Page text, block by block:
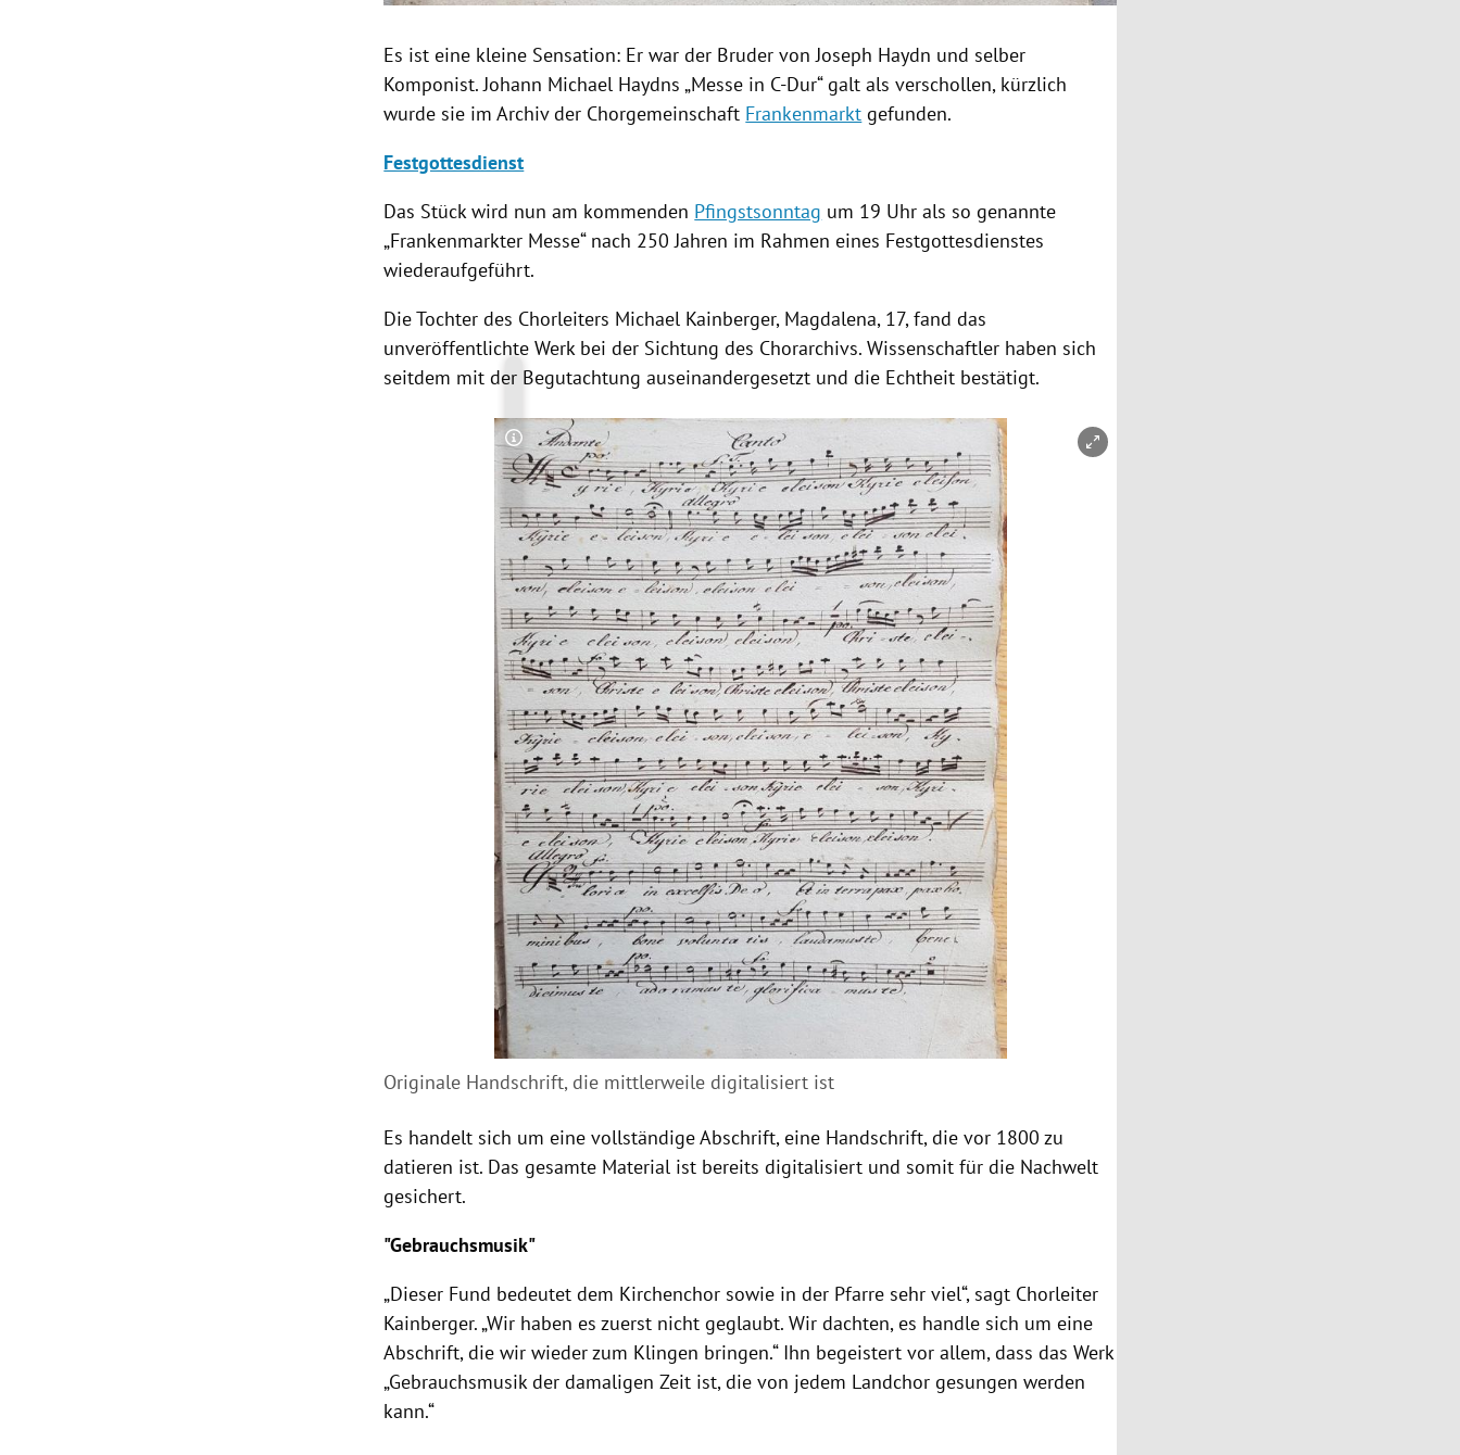
Es ist eine kleine Sensation: Er war der Bruder vonJoseph Haydn und selber
Komponist.Johann Michael Haydns „Messe in C-Dur“ galt als verschollen, kürzlich
wurde sie im Archiv der Chorgemeinschaft Frankenmarkt gefunden.
Festgottesdienst
Das Stück wird nun am kommenden Pfingstsonntag um 19 Uhr als so genannte
„Frankenmarkter Messe“ nach 250 Jahren im Rahmen eines Festgottesdienstes
wiederaufgeführt.
Die Tochter des Chorleiters Michael Kainberger, Magdalena, 17, fand das
unveröffentlichte Werk bei der Sichtung des Chorarchivs. Wissenschaftler haben sich
seitdem mit der Begutachtung auseinandergesetzt und die Echtheit bestätigt.
Copyright-Hinweis öffnen/schließen
Originale Handschrift, die mittlerweile digitalisiert ist
Es handelt sich um eine vollständige Abschrift, eine Handschrift, die vor 1800 zu
datieren ist. Das gesamte Material ist bereits digitalisiert und somit für die Nachwelt
gesichert.
"Gebrauchsmusik"
„Dieser Fund bedeutet dem Kirchenchor sowie in der Pfarre sehr viel“, sagt Chorleiter
Kainberger. „Wir haben es zuerst nicht geglaubt. Wir dachten, es handle sich um eine
Abschrift, die wir wieder zum Klingen bringen.“ Ihn begeistert vor allem, dass das Werk
„Gebrauchsmusik der damaligen Zeit ist, die von jedem Landchor gesungen werden
kann.“